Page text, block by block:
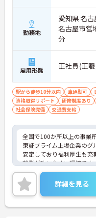
勤務地
愛知県 名
名古屋市営
分
雇用形態 正社員(正
駅から徒歩10分以内 車通勤可
資格取得サポート
研修制度あり
社会保険完備
交通費支給
全国で100か所以上の事業
東証プライム上場企業のグ
安定しており福利厚生も充
就業が叶いやすい環境です
また、キャリアパス制度が
浅い方・ブランクがある方
に取り組んでいただけま
ご興味ある方には、面接対
詳細をお話しいたしますの
詳細を見る